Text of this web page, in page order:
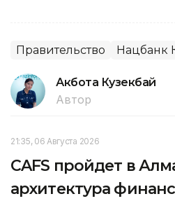
Правительство Нацбанк
Акбота Кузекбай
Автор
21:35, 06 Августа 2026
CAFS пройдет в
архитектура